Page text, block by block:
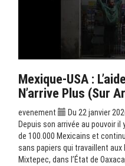
Mexique-USA :
N’arrive Plus (sur
evenement
Du 22 janvier
Depuis son arrivée au pouvoir il
de 100.000 Mexicains et
sans papiers qui travaillent aux
Mixtepec, dans l’État de